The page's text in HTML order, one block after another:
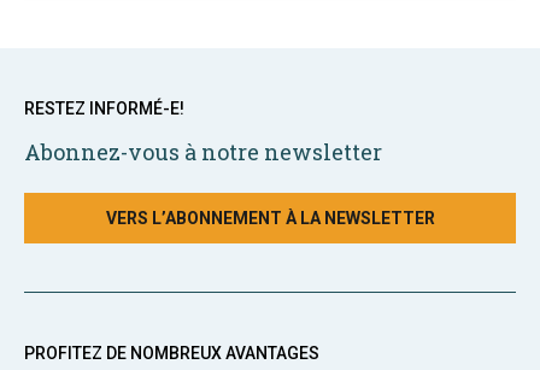
RESTEZ INFORMÉ-E!
Abonnez-vous à notre newsletter
VERS L’ABONNEMENT À LA NEWSLETTER
PROFITEZ DE NOMBREUX AVANTAGES